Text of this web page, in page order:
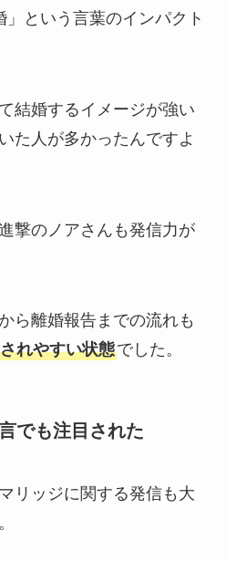
という言葉のインパクト
結婚するイメージが強い
た人が多かったんですよ
撃のノアさんも発信力が
ら離婚報告までの流れも
れやすい状態でした。
でも注目された
リッジに関する発信も大